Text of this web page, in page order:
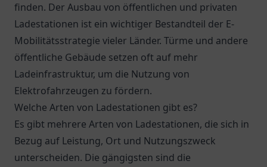
finden. Der Ausbau von öffentlichen und privaten
Ladestationen ist ein wichtiger Bestandteil der E-
Mobilitätsstrategie vieler Länder. Türme und andere
öffentliche Gebäude setzen oft auf mehr
Ladeinfrastruktur, um die Nutzung von
Elektrofahrzeugen zu fördern.
Welche Arten von Ladestationen gibt es?
Es gibt mehrere Arten von Ladestationen, die sich in
Bezug auf Leistung, Ort und Nutzungszweck
unterscheiden. Die gängigsten sind die